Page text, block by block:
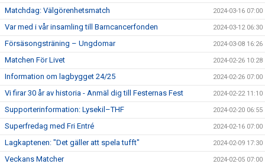
Matchdag: Välgörenhetsmatch 2024-03-16 07:00
Var med i vår insamling till Barncancerfonden 2024-03-12 06:30
Försäsongsträning – Ungdomar 2024-03-08 16:26
Matchen För Livet 2024-02-26 10:28
Information om lagbygget 24/25 2024-02-26 07:00
Vi firar 30 år av historia - Anmäl dig till Festernas Fest 2024-02-22 11:10
Supporterinformation: Lysekil–THF 2024-02-20 06:55
Superfredag med Fri Entré 2024-02-16 07:00
Lagkaptenen: "Det gäller att spela tufft" 2024-02-09 17:30
Veckans Matcher 2024-02-05 07:00